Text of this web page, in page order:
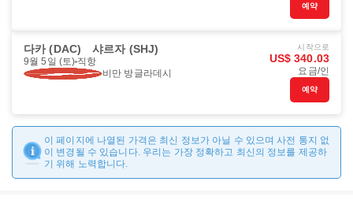
예약
다카 (DAC) 샤르자 (SHJ)
9월 5일 (토) 직항
비만 방글라데시
시작으로
US$ 340.03
요금/인
예약
이 페이지에 나열된 가격은 최신 정보가 아닐 수 있으며 사전 통지 없
이 변경될 수 있습니다. 우리는 가장 정확하고 최신의 정보를 제공하
기 위해 노력합니다.